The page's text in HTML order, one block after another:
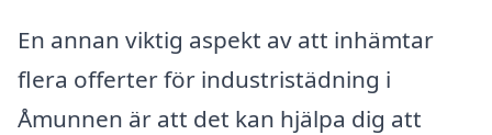
En annan viktig aspekt av att inhämtar
flera offerter för industristädning i
Åmunnen är att det kan hjälpa dig att